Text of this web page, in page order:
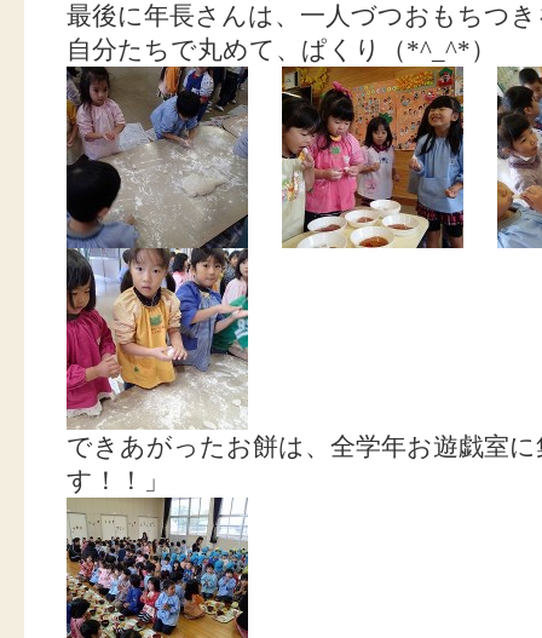
最後に年長さんは、一人づつおもちつ
自分たちで丸めて、ぱくり（*^_^*）
できあがったお餅は、全学年お遊戯室
す！！」